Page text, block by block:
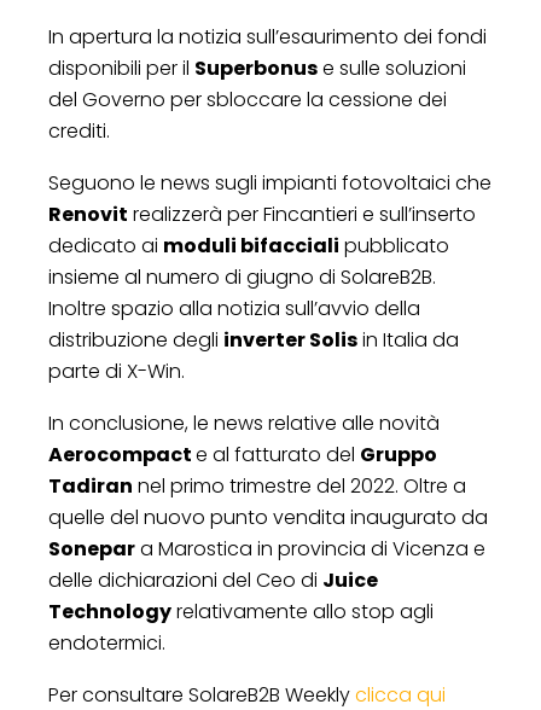
In apertura la notizia sull’esaurimento dei fondi
disponibili per il Superbonuse sulle soluzioni
del Governo per sbloccare la cessione dei
crediti.
Seguono le news sugli impianti fotovoltaici che
Renovit realizzerà per Fincantieri e sull’inserto
dedicato ai moduli bifacciali pubblicato
insieme al numero di giugno di SolareB2B.
Inoltre spazio alla notizia sull’avvio della
distribuzione degli inverter Solisin Italia da
parte di X-Win.
In conclusione, le news relative alle novità
Aerocompacte al fatturato del Gruppo
Tadiran nel primo trimestre del 2022. Oltre a
quelle del nuovo punto vendita inaugurato da
Sonepara Marostica in provincia di Vicenza e
delle dichiarazioni del Ceo di Juice
Technologyrelativamente allo stop agli
endotermici.
Per consultare SolareB2B Weeklyclicca qui